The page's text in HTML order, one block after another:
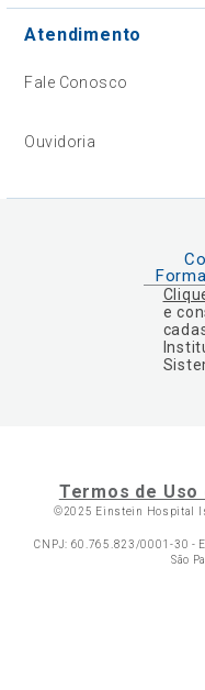
Atendimento
Fale Conosco
Ouvidoria
e
Termos de
©2025 Einstein Hospital
CNPJ: 60.765.823/0001-30 -
São